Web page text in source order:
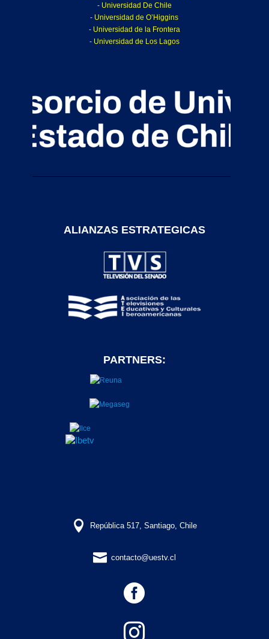
- Universidad De Chile
- Universidad de O’Higgins
- Universidad de la Frontera
- Universidad de Los Lagos
ALIANZAS ESTRATEGICAS
PARTNERS:
 República 517, Santiago, Chile
 contacto@uestv.cl

